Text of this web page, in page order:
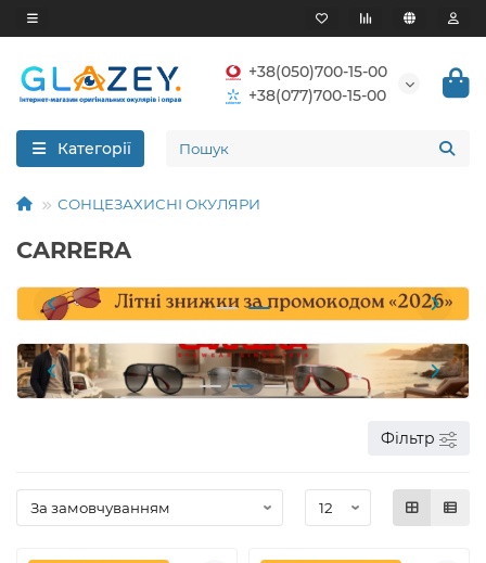
+38(050)700-15-00
+38(077)700-15-00
Категорії
СОНЦЕЗАХИСНІ ОКУЛЯРИ
CARRERA
Фільтр